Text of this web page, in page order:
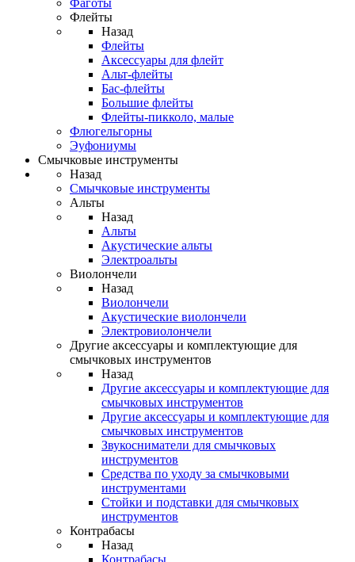
Фаготы
Флейты
Назад
Флейты
Аксессуары для флейт
Альт-флейты
Бас-флейты
Большие флейты
Флейты-пикколо, малые
Флюгельгорны
Эуфониумы
Смычковые инструменты
Назад
Смычковые инструменты
Альты
Назад
Альты
Акустические альты
Электроальты
Виолончели
Назад
Виолончели
Акустические виолончели
Электровиолончели
Другие аксессуары и комплектующие для
смычковых инструментов
Назад
Другие аксессуары и комплектующие для
смычковых инструментов
Другие аксессуары и комплектующие для
смычковых инструментов
Звукосниматели для смычковых
инструментов
Средства по уходу за смычковыми
инструментами
Стойки и подставки для смычковых
инструментов
Контрабасы
Назад
Контрабасы